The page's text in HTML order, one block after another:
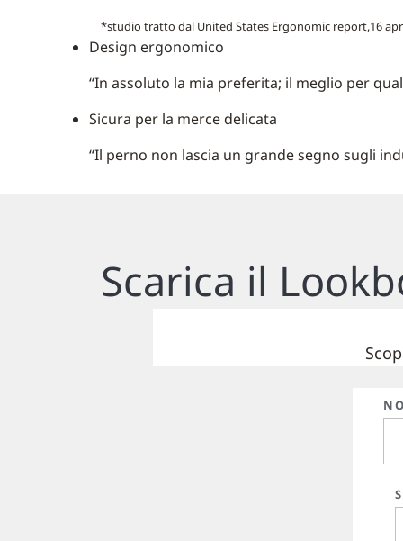
*studio tratto dal United States Ergonomic report,16
Design ergonomico
“In assoluto la mia preferita; il meglio per
Sicura per la merce delicata
“Il perno non lascia un grande segno sugli
Scarica il